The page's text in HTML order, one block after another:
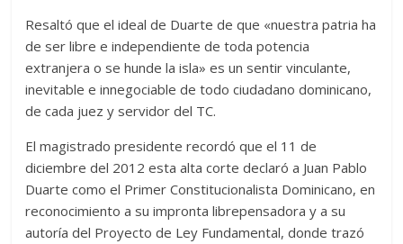
Resaltó que el ideal de Duarte de que «nuestra patria ha
de ser libre e independiente de toda potencia
extranjera o se hunde la isla» es un sentir vinculante,
inevitable e innegociable de todo ciudadano dominicano,
de cada juez y servidor del TC.
El magistrado presidente recordó que el 11 de
diciembre del 2012 esta alta corte declaró a Juan Pablo
Duarte como el Primer Constitucionalista Dominicano, en
reconocimiento a su impronta librepensadora y a su
autoría del Proyecto de Ley Fundamental, donde trazó